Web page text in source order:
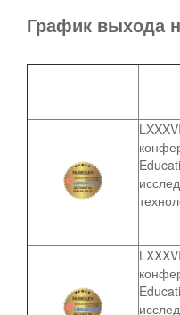
График выхода